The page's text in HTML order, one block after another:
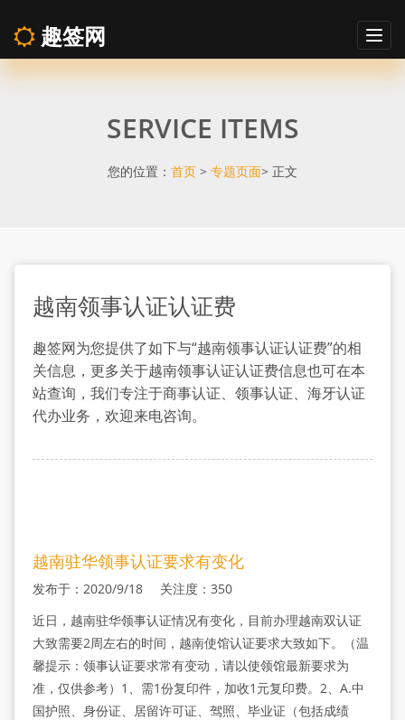
越
认
证
认
证
费
趣签网
SERVICE ITEMS
您的位置： 首页 > 专题页面> 正文
越南领事认证认证费
趣签网为您提供了如下与“越南领事认证认证费”的相
关信息，更多关于越南领事认证认证费信息也可在本
站查询，我们专注于商事认证、领事认证、海牙认证
代办业务，欢迎来电咨询。
越南驻华领事认证要求有变化
发布于：2020/9/18 关注度：350
近日，越南驻华领事认证情况有变化，目前办理越南双认证
大致需要2周左右的时间，越南使馆认证要求大致如下。（温
馨提示：领事认证要求常有变动，请以使领馆最新要求为
准，仅供参考）1、需1份复印件，加收1元复印费。2、A.中
国护照、身份证、居留许可证、驾照、毕业证（包括成绩